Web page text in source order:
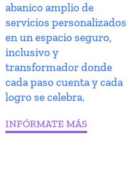
abanico amplio de
servicios personalizados
en un espacio seguro,
inclusivo y
transformador donde
cada paso cuenta y cada
logro se celebra.
INFÓRMATE MÁS